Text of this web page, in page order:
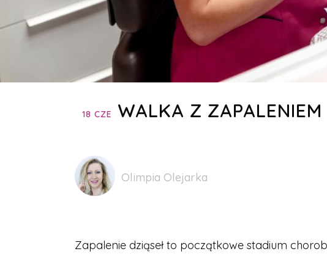
18 CZE
WALKA Z
Olimpia Olejarka
Zapalenie dziąseł to początkowe stadium